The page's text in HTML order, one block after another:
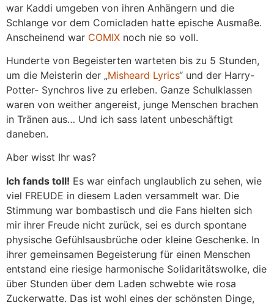
war Kaddi umgeben von ihren Anhängern und die
Schlange vor dem Comicladen hatte epische Ausmaße.
Anscheinend war COMIX noch nie so voll.
Hunderte von Begeisterten warteten bis zu 5 Stunden,
um die Meisterin der „Misheard Lyrics“ und der Harry-
Potter- Synchros live zu erleben. Ganze Schulklassen
waren von weither angereist, junge Menschen brachen
in Tränen aus… Und ich sass latent unbeschäftigt
daneben.
Aber wisst Ihr was?
Ich fands toll! Es war einfach unglaublich zu sehen, wie
viel FREUDE in diesem Laden versammelt war. Die
Stimmung war bombastisch und die Fans hielten sich
mir ihrer Freude nicht zurück, sei es durch spontane
physische Gefühlsausbrüche oder kleine Geschenke. In
ihrer gemeinsamen Begeisterung für einen Menschen
entstand eine riesige harmonische Solidaritätswolke, die
über Stunden über dem Laden schwebte wie rosa
Zuckerwatte. Das ist wohl eines der schönsten Dinge,